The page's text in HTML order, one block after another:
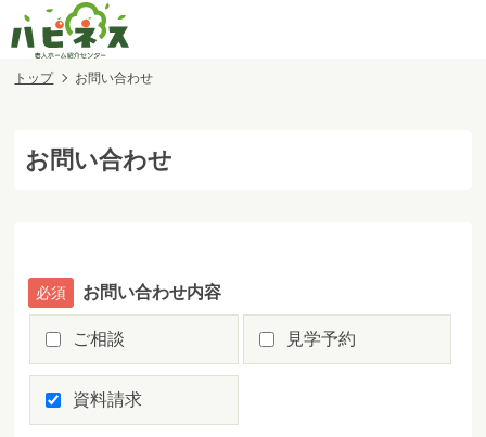
トップ お問い合わせ
お問い合わせ
お問い合わせ内容
ご相談 見学予約
資料請求